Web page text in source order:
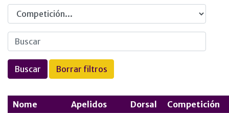
Competicion
Nome Apelidos Dorsal Competición